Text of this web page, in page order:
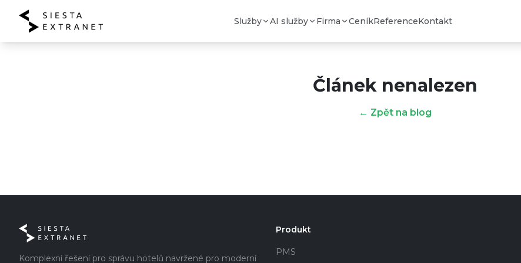
Služby AI služby Firma CeníkReferenceKontakt
Článek nenalezen
← Zpět na blog
Komplexní řešení pro správu hotelů navržené pro moderní
Produkt
PMS